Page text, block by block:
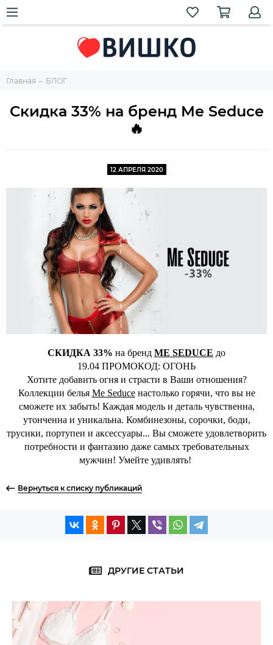
Главная БЛОГ
Скидка 33% на бренд Me Seduce
🔥
12 АПРЕЛЯ 2020
СКИДКА 33% на бренд ME SEDUCE до
19.04 ПРОМОКОД: ОГОНЬ
Хотите добавить огня и страсти в Ваши отношения?
Коллекции белья Me Seduceнастолько горячи, что вы не
сможете их забыть! Каждая модель и деталь чувственна,
утонченна и уникальна. Комбинезоны, сорочки, боди,
трусики, портупеи и аксессуары... Вы сможете удовлетворить
потребности и фантазию даже самых требовательных
мужчин! Умейте удивлять!
Вернуться к списку публикаций
ДРУГИЕ СТАТЬИ